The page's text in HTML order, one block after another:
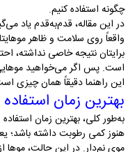
چگونه استفاده کنیم.
در این مقاله، قدم‌به‌قدم یاد
واقعاً روی سلامت و ظاهر
برایتان نتیجه خاصی نداشته،
است. پس اگر می‌خواهید موهایی
این راهنما دقیقاً همان چیزی
بهترین زمان
به‌طور کلی، بهترین زمان استفاده
هنوز کمی رطوبت داشته باشد؛
موی نم‌دار. در این حالت، موها